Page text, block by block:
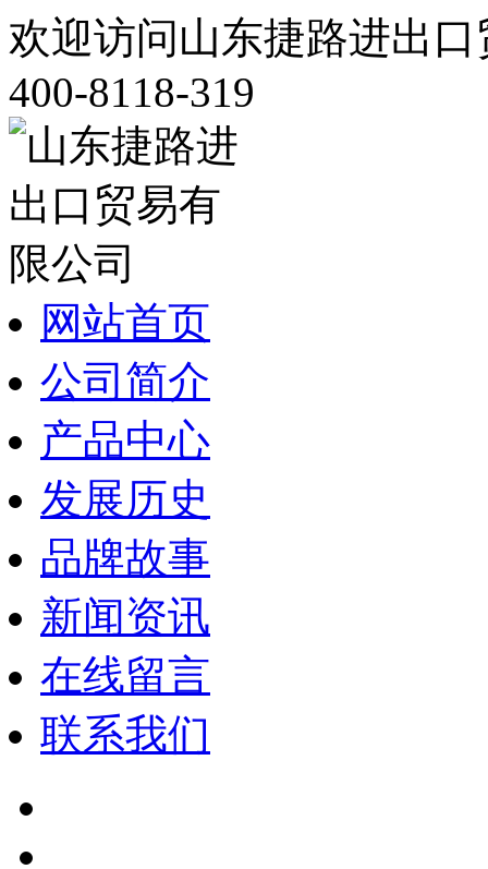
欢迎访问山东捷路进出
400-8118-319
网站首页
公司简介
产品中心
发展历史
品牌故事
新闻资讯
在线留言
联系我们